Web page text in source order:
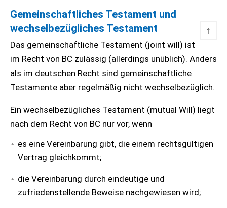
Gemeinschaftliches Testament und
wechselbezügliches Testament
↑
Das gemeinschaftliche Testament (joint will) ist
im Recht von BC zulässig (allerdings unüblich). Anders
als im deutschen Recht sind gemeinschaftliche
Testamente aber regelmäßig nicht wechselbezüglich.
Ein wechselbezügliches Testament (mutual Will) liegt
nach dem Recht von BC nur vor, wenn
es eine Vereinbarung gibt, die einem rechtsgültigen
Vertrag gleichkommt;
die Vereinbarung durch eindeutige und
zufriedenstellende Beweise nachgewiesen wird;